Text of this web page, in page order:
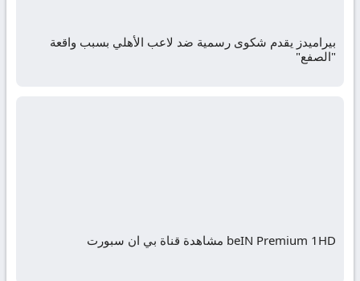
بيراميدز يقدم شكوى رسمية ضد لاعب الأهلي بسبب واقعة
"الصفع"
beIN Premium 1HD مشاهدة قناة بي ان سبورت